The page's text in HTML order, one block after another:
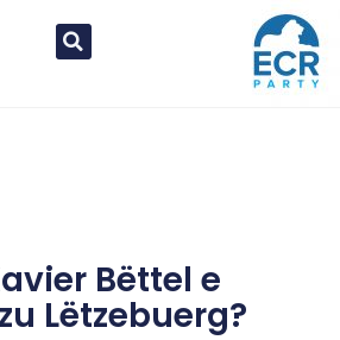
Bëttel e
Lëtzebuerg?